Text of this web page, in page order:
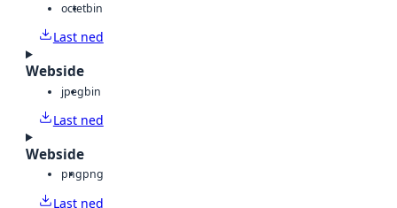
octetbin
Last ned
Webside
jpegbin
Last ned
Webside
pngpng
Last ned